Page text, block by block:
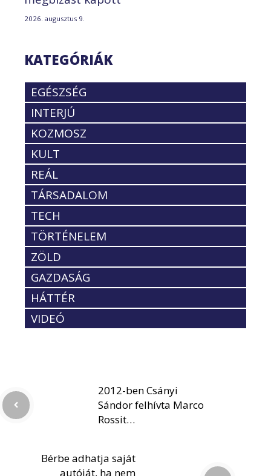
2026. augusztus 9.
KATEGÓRIÁK
EGÉSZSÉG
INTERJÚ
KOZMOSZ
KULT
REÁL
TÁRSADALOM
TECH
TÖRTÉNELEM
ZÖLD
GAZDASÁG
HÁTTÉR
VIDEÓ
2012-ben Csányi
Sándor felhívta Marco
Rossit…
Bérbe adhatja saját
autóját, ha nem